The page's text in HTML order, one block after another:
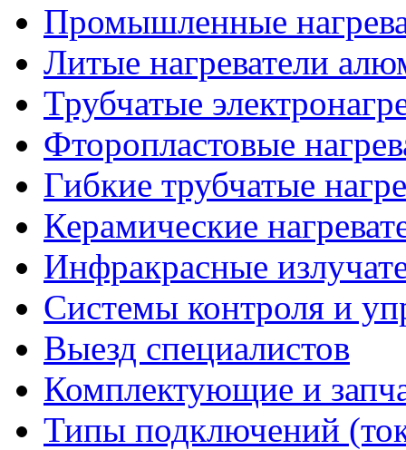
Промышленные
Литые нагреватели
Трубчатые
Фторопластовые
Гибкие трубчатые
Керамические
Инфракрасные
Системы контроля и
Выезд специалистов
Комплектующие и
Типы подключений